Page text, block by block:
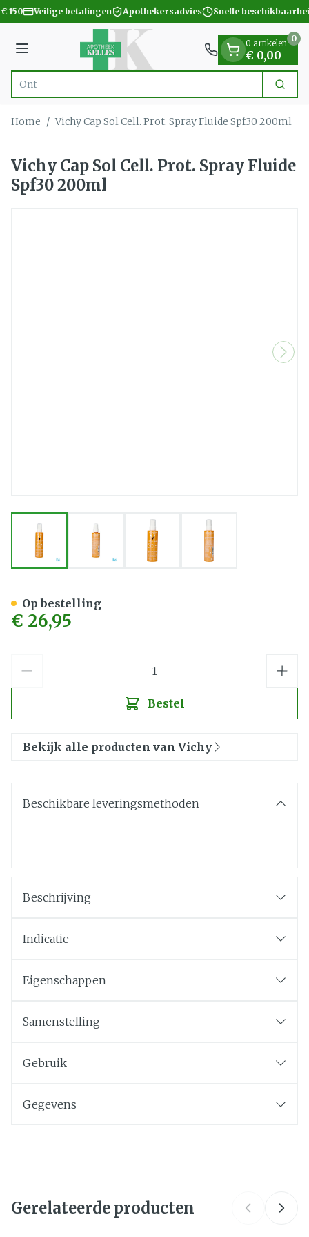
Ga naar de inhoud
1 van 1
150 Veilige betalingen Apothekersadvies Snelle
Menu
Product, merk, categorie... Zoek
0 artikelen
€ 0,00
0
Home / Vichy Cap Sol Cell. Prot. Spray Fluide Spf30 200ml
Vichy Cap Sol Cell. Prot. Spray Fluide
Spf30 200ml
View larger imageView larger imageView larger imageView larger image
€ 26,95
Bestel
Op bestelling
Bekijk alle producten van Vichy
Beschikbare leveringsmethoden
Beschrijving
Indicatie
Eigenschappen
Samenstelling
Gebruik
Gegevens
Merken Vichy
Gerelateerde producten